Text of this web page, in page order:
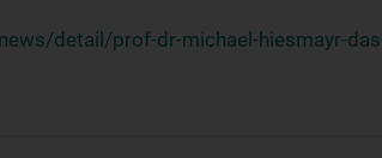
detail/prof-dr-michael-hiesmayr-